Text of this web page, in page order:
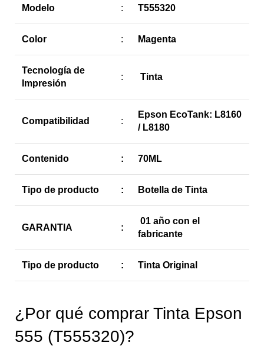
Modelo : T555320
Color : Magenta
Tecnología de
Impresión
: Tinta
Compatibilidad :
Epson EcoTank: L8160
/ L8180
Contenido : 70ML
Tipo de producto : Botella de Tinta
GARANTIA :
01 año con el
fabricante
Tipo de producto : Tinta Original
¿Por qué comprar Tinta Epson
555 (T555320)?